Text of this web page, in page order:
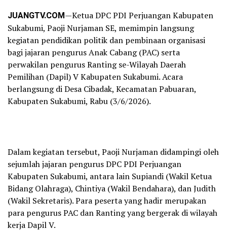
JUANGTV.COM—Ketua DPC PDI Perjuangan Kabupaten
Sukabumi, Paoji Nurjaman SE, memimpin langsung
kegiatan pendidikan politik dan pembinaan organisasi
bagi jajaran pengurus Anak Cabang (PAC) serta
perwakilan pengurus Ranting se-Wilayah Daerah
Pemilihan (Dapil) V Kabupaten Sukabumi. Acara
berlangsung di Desa Cibadak, Kecamatan Pabuaran,
Kabupaten Sukabumi, Rabu (3/6/2026).
Dalam kegiatan tersebut, Paoji Nurjaman didampingi oleh
sejumlah jajaran pengurus DPC PDI Perjuangan
Kabupaten Sukabumi, antara lain Supiandi (Wakil Ketua
Bidang Olahraga), Chintiya (Wakil Bendahara), dan Judith
(Wakil Sekretaris). Para peserta yang hadir merupakan
para pengurus PAC dan Ranting yang bergerak di wilayah
kerja Dapil V.